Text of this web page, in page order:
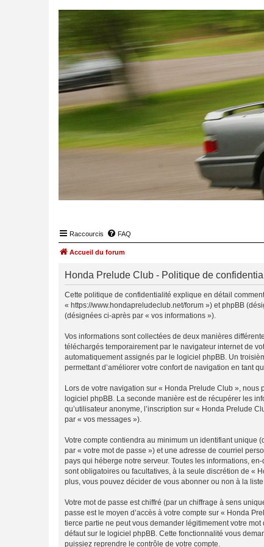
Raccourcis FAQ
Accueil du forum
Honda Prelude Club - Politique de
Cette politique de confidentialité explique en détail
« https://www.hondapreludeclub.net/forum ») et phpBB
(désignées ci-après par « vos informations »).
Vos informations sont collectées de deux manières
téléchargés temporairement par le navigateur internet de
automatiquement assignés par le logiciel phpBB. Un
permettant d’améliorer votre confort de navigation en tant
Lors de votre navigation sur « Honda Prelude Club »,
logiciel phpBB. La seconde manière est de récupérer les
qu’utilisateur anonyme, l’inscription sur « Honda Prelude
par « vos messages »).
Votre compte contiendra au minimum un identifiant unique
par « votre mot de passe ») et une adresse de courriel
pays qui héberge notre serveur. Toutes les informations,
sont obligatoires ou facultatives, à la seule discrétion de «
plus, vous pouvez décider de vous abonner ou non à la
Votre mot de passe est chiffré (par un chiffrage à sens
passe est le moyen d’accès à votre compte sur « Honda
tierce partie ne peut vous demander légitimement votre
défaut sur le logiciel phpBB. Cette fonctionnalité vous
puissiez reprendre le contrôle de votre compte.